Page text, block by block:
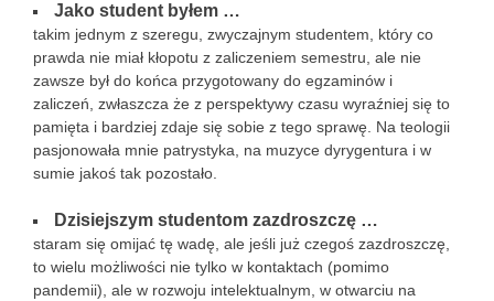
Jako student byłem …
takim jednym z szeregu, zwyczajnym studentem, który co
prawda nie miał kłopotu z zaliczeniem semestru, ale nie
zawsze był do końca przygotowany do egzaminów i
zaliczeń, zwłaszcza że z perspektywy czasu wyraźniej się to
pamięta i bardziej zdaje się sobie z tego sprawę. Na teologii
pasjonowała mnie patrystyka, na muzyce dyrygentura i w
sumie jakoś tak pozostało.
Dzisiejszym studentom zazdroszczę …
staram się omijać tę wadę, ale jeśli już czegoś zazdroszczę,
to wielu możliwości nie tylko w kontaktach (pomimo
pandemii), ale w rozwoju intelektualnym, w otwarciu na